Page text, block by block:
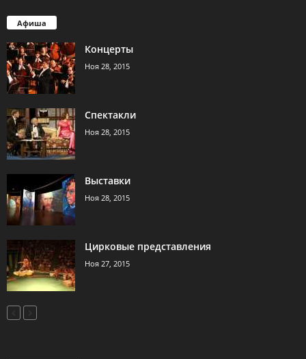
Афиша
Концерты
Ноя 28, 2015
Спектакли
Ноя 28, 2015
Выставки
Ноя 28, 2015
Цирковые представления
Ноя 27, 2015